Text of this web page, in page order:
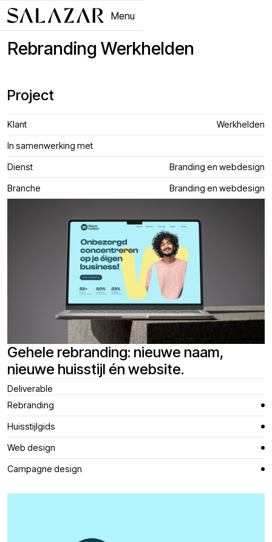
Menu
Close
Rebranding Werkhelden
Project
Klant Werkhelden
In samenwerking met
Dienst Branding en webdesign
Branche Branding en webdesign
Gehele rebranding: nieuwe naam,
nieuwe huisstijl én website.
Deliverable
Rebranding
Huisstijlgids
Web design
Campagne design